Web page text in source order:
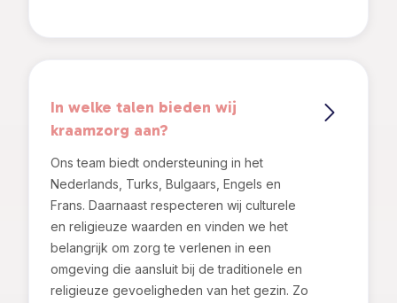
In welke talen bieden wij
kraamzorg aan?
Ons team biedt ondersteuning in het
Nederlands, Turks, Bulgaars, Engels en
Frans. Daarnaast respecteren wij culturele
en religieuze waarden en vinden we het
belangrijk om zorg te verlenen in een
omgeving die aansluit bij de traditionele en
religieuze gevoeligheden van het gezin. Zo